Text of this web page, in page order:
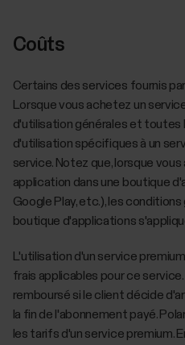
Coûts
Certains des services fournis
Lorsque vous achetez un
d'utilisation générales et toutes
d'utilisation spécifiques à un
service. Notez que, lorsque
application dans une boutique
Google Play, etc.), les
boutique d'applications
L'utilisation d'un service
frais applicables pour ce
remboursé si le client décide
la fin de l'abonnement payé.
les tarifs d'un service premium.